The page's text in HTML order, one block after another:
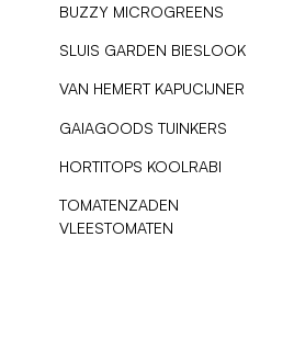
BUZZY MICROGREENS
SLUIS GARDEN BIESLOOK
VAN HEMERT KAPUCIJNER
GAIAGOODS TUINKERS
HORTITOPS KOOLRABI
TOMATENZADEN
VLEESTOMATEN